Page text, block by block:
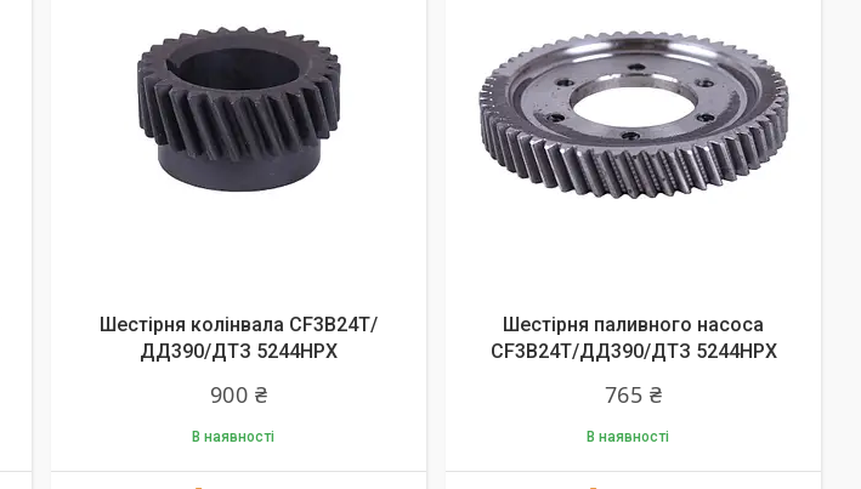
Шестірня колінвала СF3B24T/
ДД390/ДТЗ 5244HPX
900 ₴
В наявності
Шестірня паливного насоса
СF3B24T/ДД390/ДТЗ 5244HPX
765 ₴
В наявності